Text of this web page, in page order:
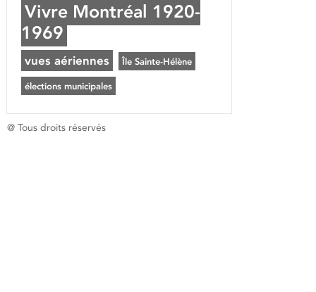
Vivre Montréal 1920-
1969
vues aériennes Île Sainte-Hélène
élections municipales
@ Tous droits réservés